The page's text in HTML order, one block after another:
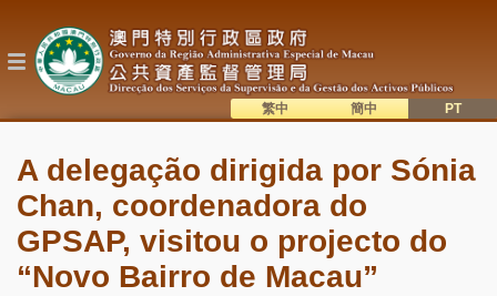
o
conteúdo
目A delegação dirigida por Sónia
Chan, coordenadora do
GPSAP, visitou o projecto do
“Novo Bairro de Macau”